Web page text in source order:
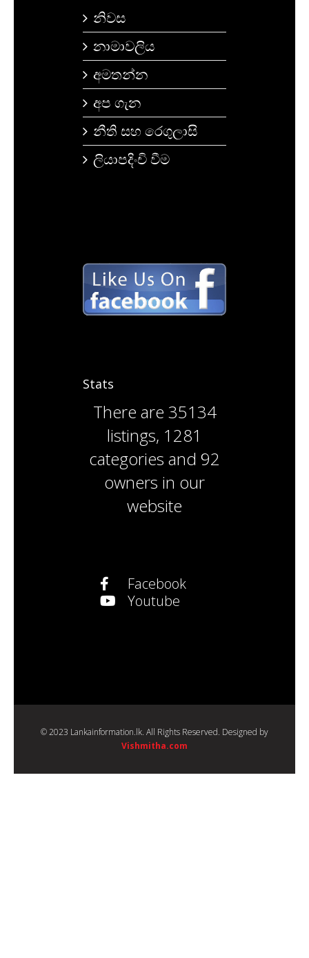
නිවස
නාමාවලිය
අමතන්න
අප ගැන
නීති සහ රෙගුලාසි
ලියාපදිංචි වීම
Stats
There are 35134
listings, 1281
categories and 92
owners in our
website
Facebook
Youtube
© 2023 Lankainformation.lk. All Rights Reserved. Designed by
Vishmitha.com